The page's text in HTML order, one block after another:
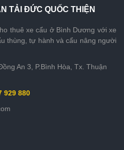
TẢI ĐỨC QUỐC THIỆN
thuê xe cẩu ở Bình Dương với xe
thùng, tự hành và cẩu nâng người
An 3, P.Bình Hòa, Tx. Thuận
929 880